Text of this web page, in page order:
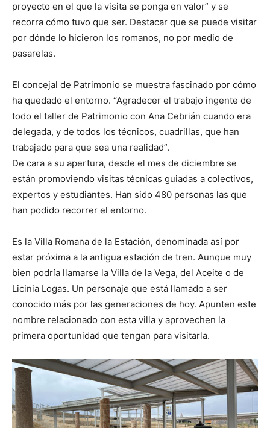
proyecto en el que la visita se ponga en valor” y se
recorra cómo tuvo que ser. Destacar que se puede visitar
por dónde lo hicieron los romanos, no por medio de
pasarelas.
El concejal de Patrimonio se muestra fascinado por cómo
ha quedado el entorno. “Agradecer el trabajo ingente de
todo el taller de Patrimonio con Ana Cebrián cuando era
delegada, y de todos los técnicos, cuadrillas, que han
trabajado para que sea una realidad”.
De cara a su apertura, desde el mes de diciembre se
están promoviendo visitas técnicas guiadas a colectivos,
expertos y estudiantes. Han sido 480 personas las que
han podido recorrer el entorno.
Es la Villa Romana de la Estación, denominada así por
estar próxima a la antigua estación de tren. Aunque muy
bien podría llamarse la Villa de la Vega, del Aceite o de
Licinia Logas. Un personaje que está llamado a ser
conocido más por las generaciones de hoy. Apunten este
nombre relacionado con esta villa y aprovechen la
primera oportunidad que tengan para visitarla.